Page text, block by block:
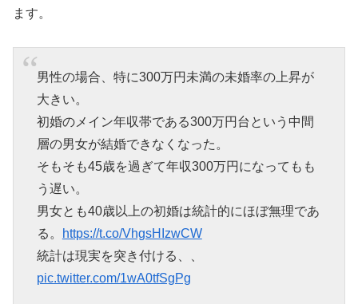
ます。
男性の場合、特に300万円未満の未婚率の上昇が
大きい。
初婚のメイン年収帯である300万円台という中間
層の男女が結婚できなくなった。
そもそも45歳を過ぎて年収300万円になってもも
う遅い。
男女とも40歳以上の初婚は統計的にほぼ無理であ
る。
https://t.co/VhgsHIzwCW
統計は現実を突き付ける、、
pic.twitter.com/1wA0tfSgPg